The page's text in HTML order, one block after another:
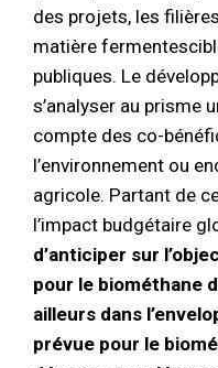
des projets, les
matière
publiques. Le
s’analyser au prisme
compte des co-
l’environnement ou
agricole. Partant de
l’impact budgétaire
d’anticiper sur
pour le biométhane
ailleurs dans
prévue pour le